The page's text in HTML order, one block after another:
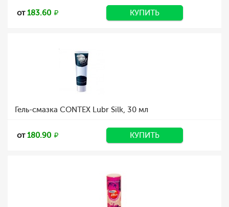
от183.60 КУПИТЬ
Гель-смазка CONTEX Lubr Silk, 30 мл
от180.90 КУПИТЬ